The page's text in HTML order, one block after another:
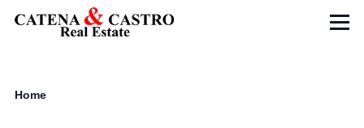
Skip to main content
Menu
Home